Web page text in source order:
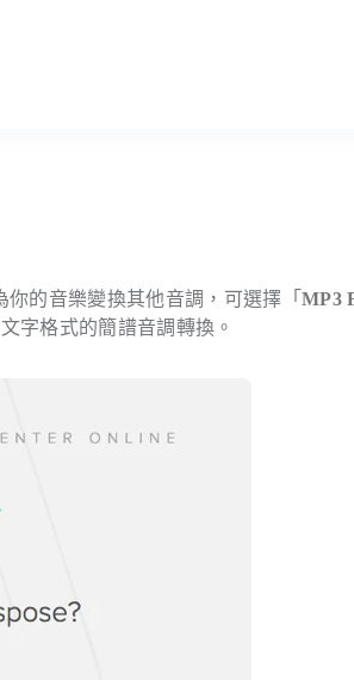
的音樂變換其他音調，可選擇「 MP3
字格式的簡譜音調轉換。